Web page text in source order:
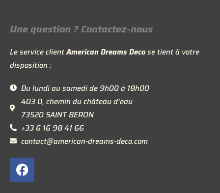
Une question ? Contactez-nous
Le service clientAmerican Dreams Decose tient à votre
disposition :
Du lundi au samedi de 9h00 à 18h00
403 D, chemin du château d’eau
73520 SAINT BERON
+33 6 16 98 41 66
contact@american-dreams-deco.com
F
a
c